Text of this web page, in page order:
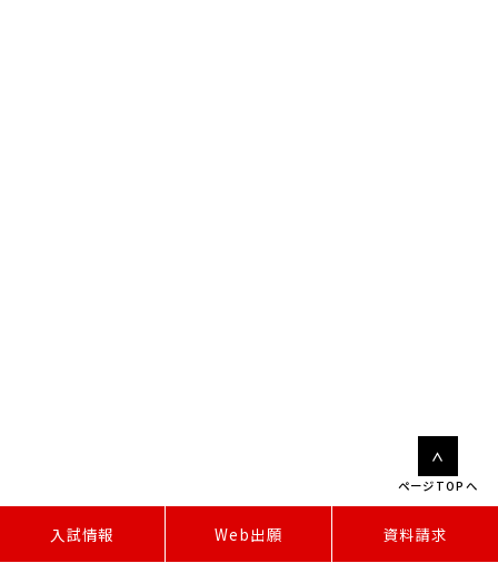
入試情報 Web出願 資料請求
ページTOPへ